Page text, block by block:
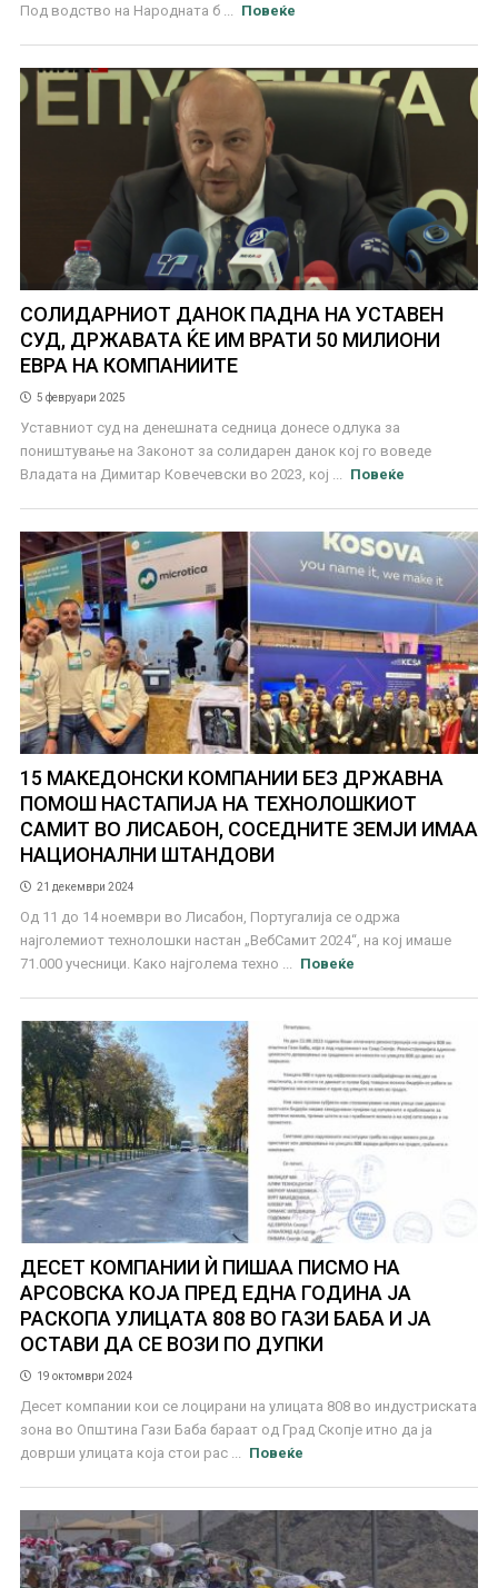
Под водство на Народната б ...
Повеќе
СОЛИДАРНИОТ ДАНОК ПАДНА НА УСТАВЕН
СУД, ДРЖАВАТА ЌЕ ИМ ВРАТИ 50 МИЛИОНИ
ЕВРА НА КОМПАНИИТЕ
5 февруари 2025
Уставниот суд на денешната седница донесе одлука за
поништување на Законот за солидарен данок кој го воведе
Владата на Димитар Ковечевски во 2023, кој ...
Повеќе
15 МАКЕДОНСКИ КОМПАНИИ БЕЗ ДРЖАВНА
ПОМОШ НАСТАПИЈА НА ТЕХНОЛОШКИОТ
САМИТ ВО ЛИСАБОН, СОСЕДНИТЕ ЗЕМЈИ ИМАА
НАЦИОНАЛНИ ШТАНДОВИ
21 декември 2024
Од 11 до 14 ноември во Лисабон, Португалија се одржа
најголемиот технолошки настан „ВебСамит 2024“, на кој имаше
71.000 учесници. Како најголема техно ...
Повеќе
ДЕСЕТ КОМПАНИИ Ѝ ПИШАА ПИСМО НА
АРСОВСКА КОЈА ПРЕД ЕДНА ГОДИНА ЈА
РАСКОПА УЛИЦАТА 808 ВО ГАЗИ БАБА И ЈА
ОСТАВИ ДА СЕ ВОЗИ ПО ДУПКИ
19 октомври 2024
Десет компании кои се лоцирани на улицата 808 во индустриската
зона во Општина Гази Баба бараат од Град Скопје итно да ја
доврши улицата која стои рас ...
Повеќе